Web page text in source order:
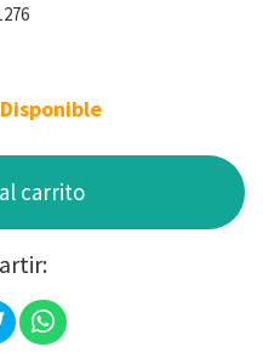
Disponible
carrito